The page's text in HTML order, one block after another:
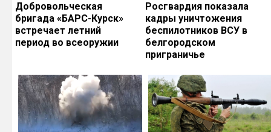
Добровольческая
бригада «БАРС-Курск»
встречает летний
период во всеоружии
Росгвардия показала
кадры уничтожения
беспилотников ВСУ в
белгородском
приграничье